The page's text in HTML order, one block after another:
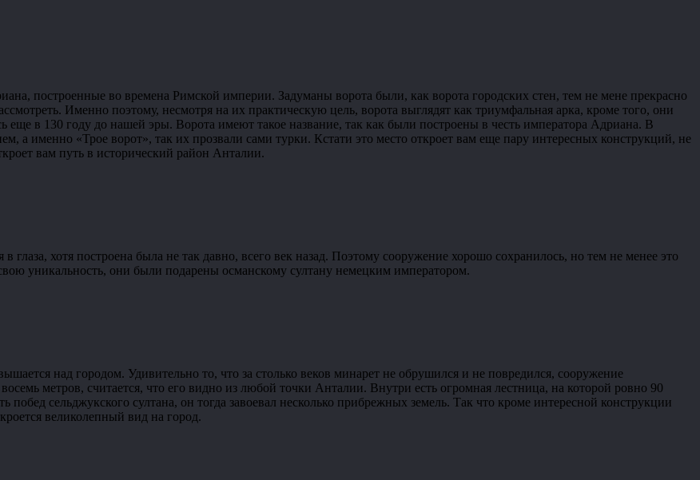
построенные во времена Римской империи. Задуманы ворота были, как ворота городских стен, тем не мене прекрасно
Именно поэтому, несмотря на их практическую цель, ворота выглядят как триумфальная арка, кроме того, они
еще в 130 году до нашей эры. Ворота имеют такое название, так как были построены в честь императора Адриана. В
а именно «Трое ворот», так их прозвали сами турки. Кстати это место откроет вам еще пару интересных конструкций, не
вам путь в исторический район Анталии.
глаза, хотя построена была не так давно, всего век назад. Поэтому сооружение хорошо сохранилось, но тем не менее это
уникальность, они были подарены османскому султану немецким императором.
над городом. Удивительно то, что за столько веков минарет не обрушился и не повредился, сооружение
метров, считается, что его видно из любой точки Анталии. Внутри есть огромная лестница, на которой ровно 90
побед сельджукского султана, он тогда завоевал несколько прибрежных земель. Так что кроме интересной конструкции
великолепный вид на город.